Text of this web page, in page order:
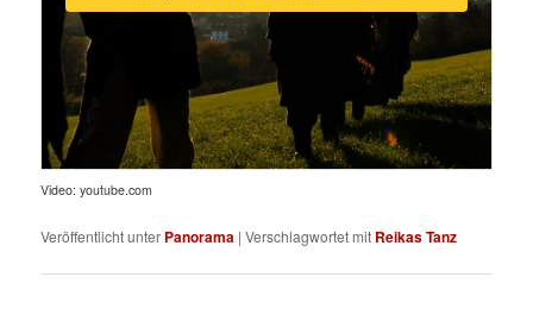
Video: youtube.com
Veröffentlicht unter Panorama |Verschlagwortet mit Reikas Tanz